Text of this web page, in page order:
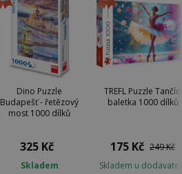
Dino Puzzle
Budapešť - řetězový
most 1000 dílků
325 Kč
Skladem
TREFL Puzzle Tančící
baletka 1000 dílků
175 Kč 249 Kč
Skladem u